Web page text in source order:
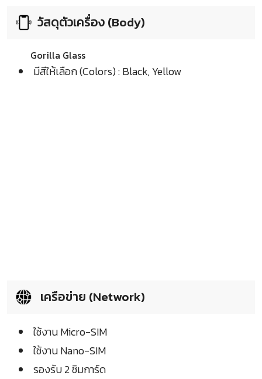
วัสดุตัวเครื่อง (Body)
Gorilla Glass
มีสีให้เลือก (Colors) : Black, Yellow
เครือข่าย (Network)
ใช้งาน Micro-SIM
ใช้งาน Nano-SIM
รองรับ 2 ซิมการ์ด